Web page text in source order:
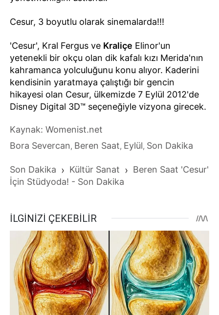
Cesur, 3 boyutlu olarak sinemalarda!!!
'Cesur', Kral Fergus ve Kraliçe Elinor'un
yetenekli bir okçu olan dik kafalı kızı Merida'nın
kahramanca yolculuğunu konu alıyor. Kaderini
kendisinin yaratmaya çalıştığı bir gencin
hikayesi olan Cesur, ülkemizde 7 Eylül 2012'de
Disney Digital 3D™ seçeneğiyle vizyona girecek.
Kaynak: Womenist.net
Bora Severcan, Beren Saat, Eylül, Son Dakika
Son Dakika › Kültür Sanat › Beren Saat 'Cesur'
İçin Stüdyoda! - Son Dakika